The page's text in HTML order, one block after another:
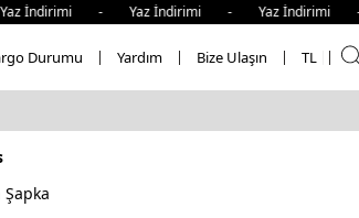
- Yaz İndirimi - Yaz
Durumu Yardım Bize Ulaşın TL
Şapka